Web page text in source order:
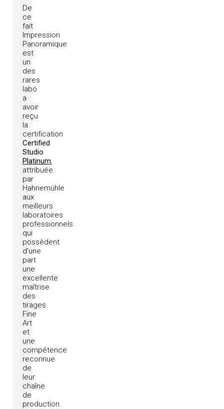
De
ce
fait
Impression
Panoramique
est
un
des
rares
labo
a
avoir
reçu
la
certification
Certified
Studio
Platinum,
attribuée
par
Hahnemühle
aux
meilleurs
laboratoires
professionnels
qui
possèdent
d'une
part
une
excellente
maîtrise
des
tirages
Fine
Art
et
une
compétence
reconnue
de
leur
chaîne
de
production.